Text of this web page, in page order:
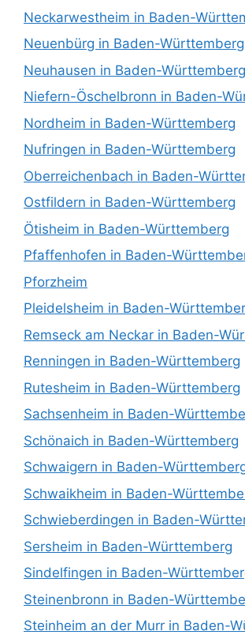
Neckarwestheim in Baden-
Neuenbürg in Baden-Württemberg
Neuhausen in Baden-Württemberg
Niefern-Öschelbronn in Baden-
Nordheim in Baden-Württemberg
Nufringen in Baden-Württemberg
Oberreichenbach in Baden-
Ostfildern in Baden-Württemberg
Ötisheim in Baden-Württemberg
Pfaffenhofen in Baden-
Pforzheim
Pleidelsheim in Baden-
Remseck am Neckar in Baden-
Renningen in Baden-Württemberg
Rutesheim in Baden-Württemberg
Sachsenheim in Baden-
Schönaich in Baden-Württemberg
Schwaigern in Baden-
Schwaikheim in Baden-
Schwieberdingen in Baden-
Sersheim in Baden-Württemberg
Sindelfingen in Baden-
Steinenbronn in Baden-
Steinheim an der Murr in Baden-